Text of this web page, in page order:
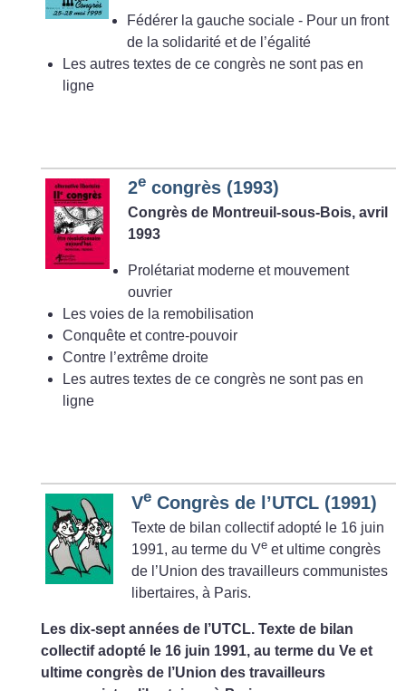
Fédérer la gauche sociale - Pour un front
de la solidarité et de l’égalité
Les autres textes de ce congrès ne sont pas en
ligne
2e congrès (1993)
Congrès de Montreuil-sous-Bois, avril
1993
Prolétariat moderne et mouvement
ouvrier
Les voies de la remobilisation
Conquête et contre-pouvoir
Contre l’extrême droite
Les autres textes de ce congrès ne sont pas en
ligne
Ve Congrès de l’UTCL (1991)
Texte de bilan collectif adopté le 16 juin
1991, au terme du Ve et ultime congrès
de l’Union des travailleurs communistes
libertaires, à Paris.
Les dix-sept années de l’UTCL. Texte de bilan
collectif adopté le 16 juin 1991, au terme du Ve et
ultime congrès de l’Union des travailleurs